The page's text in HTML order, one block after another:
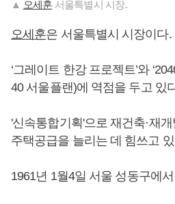
▲ 오세훈 서울특별시 시장.
오세훈은 서울특별시 시장이다.
‘그레이트 한강 프로젝트’와
40 서울플랜)에 역점을 두고 있
'신속통합기획'으로 재건축·재
주택공급을 늘리는 데 힘쓰고
1961년 1월4일 서울 성동구에